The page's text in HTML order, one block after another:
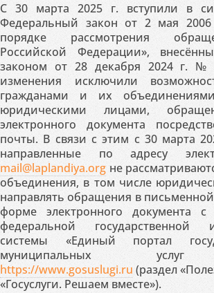
С 30 марта 2025 г. вступили в
Федеральный закон от 2 мая
порядке рассмотрения
Российской Федерации»,
законом от 28 декабря 2024 г.
изменения исключили
гражданами и их
юридическими лицами,
электронного документа
почты. В связи с этим с 30 марта
направленные по адресу
mail@laplandiya.org не
объединения, в том числе
направлять обращения в
форме электронного документа с
федеральной государственной
системы «Единый портал
муниципальных услуг
https://www.gosuslugi.ru (раздел
«Госуслуги. Решаем вместе»).